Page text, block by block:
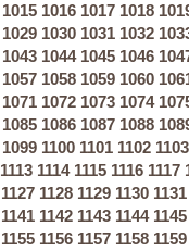
1015 1016 1017 1018
1029 1030 1031 1032
1043 1044 1045 1046
1057 1058 1059 1060
1071 1072 1073 1074
1085 1086 1087 1088
1099 1100 1101 1102 1103
1113 1114 1115 1116 1117
1127 1128 1129 1130 1131
1141 1142 1143 1144 1145
1155 1156 1157 1158 1159